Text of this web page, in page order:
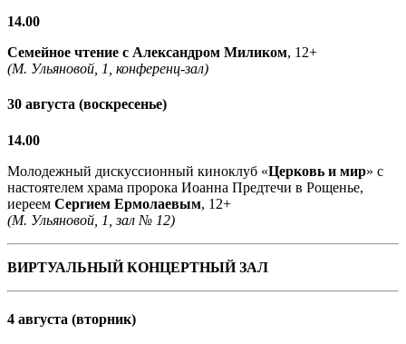
14.00
Семейное чтение с Александром Миликом, 12+
(М. Ульяновой, 1, конференц-зал)
30 августа (воскресенье)
14.00
Молодежный дискуссионный киноклуб «Церковь и мир» с
настоятелем храма пророка Иоанна Предтечи в Рощенье,
иереем Сергием Ермолаевым, 12+
(М. Ульяновой, 1, зал № 12)
ВИРТУАЛЬНЫЙ КОНЦЕРТНЫЙ ЗАЛ
4 августа (вторник)